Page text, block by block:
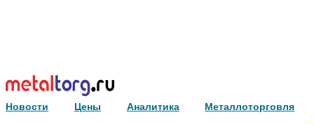
Новости Цены Аналитика Металлоторговля